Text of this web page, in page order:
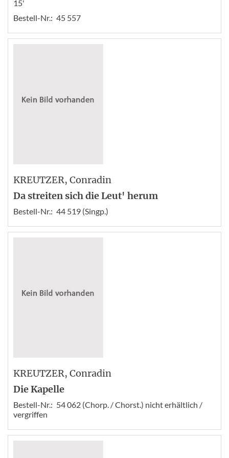
15'
Bestell-Nr.: 45 557
KREUTZER, Conradin
Da streiten sich die Leut' herum
Bestell-Nr.: 44 519 (Singp.)
KREUTZER, Conradin
Die Kapelle
Bestell-Nr.: 54 062 (Chorp. / Chorst.) nicht erhältlich /
vergriffen